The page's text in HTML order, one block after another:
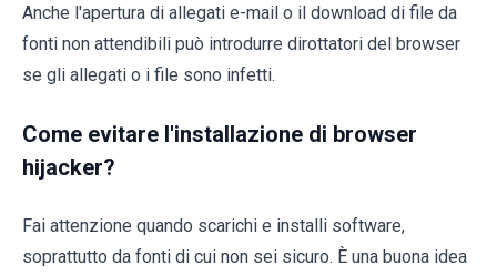
Anche l'apertura di allegati e-mail o il download di file da
fonti non attendibili può introdurre dirottatori del browser
se gli allegati o i file sono infetti.
Come evitare l'installazione di browser
hijacker?
Fai attenzione quando scarichi e installi software,
soprattutto da fonti di cui non sei sicuro. È una buona idea